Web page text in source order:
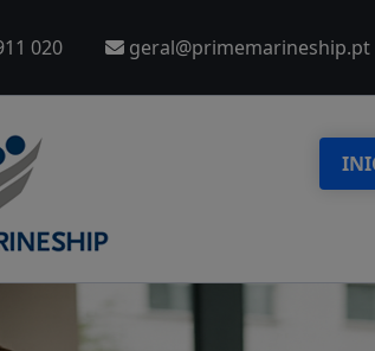
020 geral@primemarineship.pt